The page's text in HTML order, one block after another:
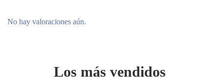
No hay valoraciones aún.
Los más vendidos